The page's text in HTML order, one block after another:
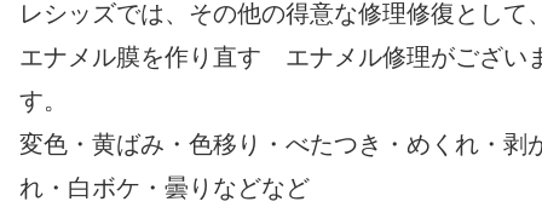
レシッズでは、その他の得意な修理修復として
エナメル膜を作り直す エナメル修理がござい
す。
変色・黄ばみ・色移り・べたつき・めくれ・剥
れ・白ボケ・曇りなどなど